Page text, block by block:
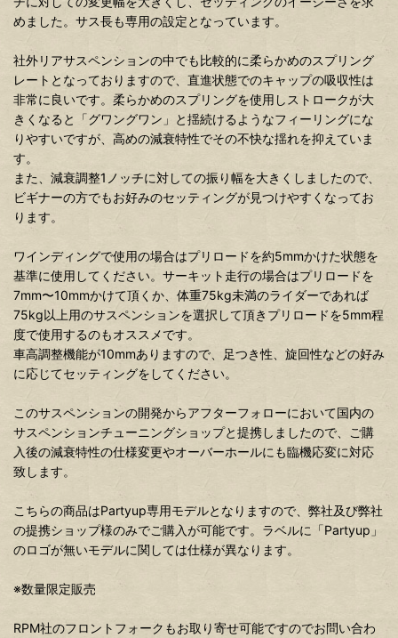
めました。サス長も専用の設定となっています。
社外リアサスペンションの中でも比較的に柔らかめのスプリング
レートとなっておりますので、直進状態でのキャップの吸収性は
非常に良いです。柔らかめのスプリングを使用しストロークが大
きくなると「グワングワン」と揺続けるようなフィーリングにな
りやすいですが、高めの減衰特性でその不快な揺れを抑えていま
す。
また、減衰調整1ノッチに対しての振り幅を大きくしましたので、
ビギナーの方でもお好みのセッティングが見つけやすくなってお
ります。
ワインディングで使用の場合はプリロードを約5mmかけた状態を
基準に使用してください。サーキット走行の場合はプリロードを
7mm〜10mmかけて頂くか、体重75kg未満のライダーであれば
75kg以上用のサスペンションを選択して頂きプリロードを5mm程
度で使用するのもオススメです。
車高調整機能が10mmありますので、足つき性、旋回性などの好み
に応じてセッティングをしてください。
このサスペンションの開発からアフターフォローにおいて国内の
サスペンションチューニングショップと提携しましたので、ご購
入後の減衰特性の仕様変更やオーバーホールにも臨機応変に対応
致します。
こちらの商品はPartyup専用モデルとなりますので、弊社及び弊社
の提携ショップ様のみでご購入が可能です。ラベルに「Partyup」
のロゴが無いモデルに関しては仕様が異なります。
※数量限定販売
RPM社のフロントフォークもお取り寄せ可能ですのでお問い合わ